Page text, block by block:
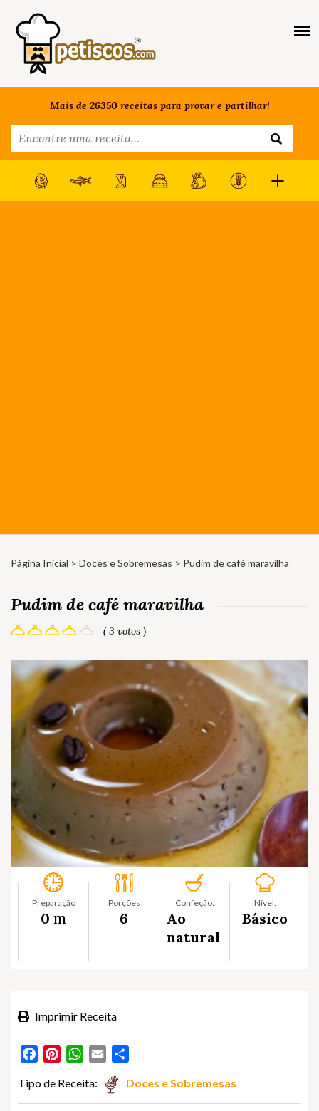
Mais de 26350 receitas para provar e partilhar!
Página Inicial > Doces e Sobremesas > Pudim de café maravilha
Pudim de café maravilha
( 3 votos )
Preparação
0 m
Porções
6
Confeção:
Ao
natural
Nível:
Básico
Imprimir Receita
FacebookPinterestWhatsApp
Email
Tipo de Receita: Doces e Sobremesas